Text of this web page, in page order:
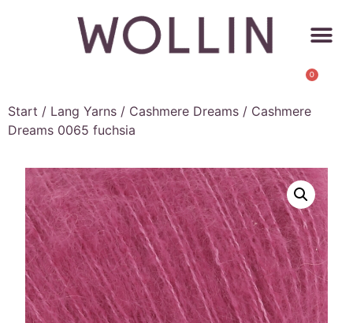
0
Start / Lang Yarns / Cashmere Dreams / Cashmere
Dreams 0065 fuchsia